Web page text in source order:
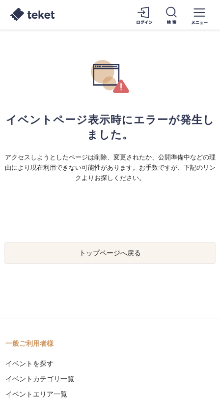
イベントページ表示時にエラーが発生し
ました。
アクセスしようとしたページは削除、変更されたか、公開準備中などの理
由により現在利用できない可能性があります。お手数ですが、下記のリン
クよりお探しください。
トップページへ戻る
一般ご利用者様
イベントを探す
イベントカテゴリ一覧
イベントエリア一覧